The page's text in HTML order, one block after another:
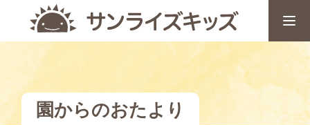
園からのおたより